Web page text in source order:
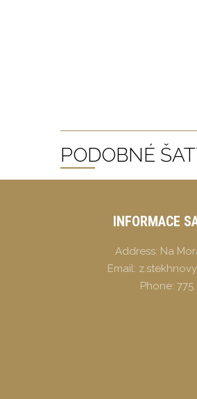
PODOBNÉ
INFORMACE
Address: Na
Email:
Phone: